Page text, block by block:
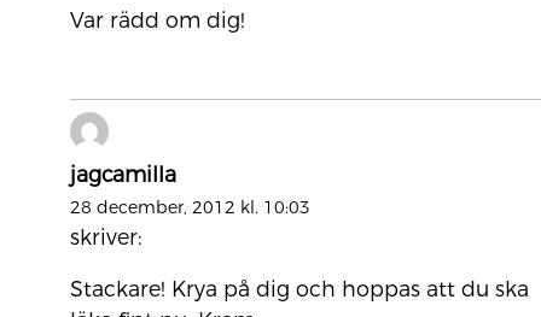
Var rädd om dig!
jagcamilla
28 december, 2012 kl. 10:03
skriver:
Stackare! Krya på dig och hoppas att du ska